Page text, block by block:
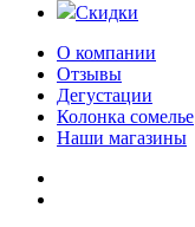
Скидки
О компании
Отзывы
Дегустации
Колонка сомелье
Наши магазины